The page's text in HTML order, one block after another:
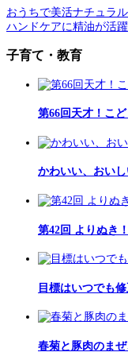
おうちで美活ナチュラ
ハンドケアに精油が活躍
子育て・教育
第66回天才！こ
かわいい、おい
第42回 よりぬき
目標はいつでも
春菊と豚肉のま